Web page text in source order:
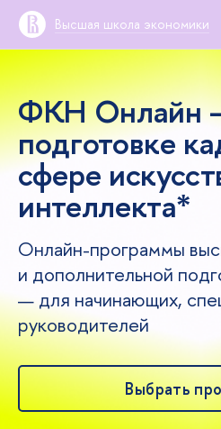
Высшая школа экономики
ФКН Онлайн
подготовке
сфере
интеллекта*
Онлайн-программы
и дополнительной
— для начинающих,
руководителей
Выбрать